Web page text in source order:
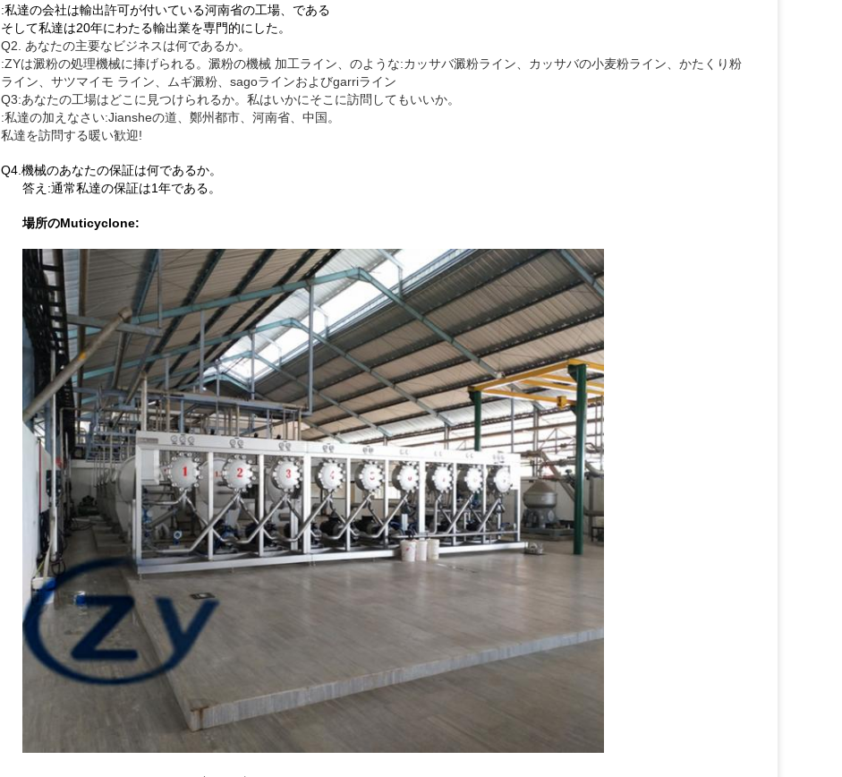
:私達の会社は輸出許可が付いている河南省の工場、である
そして私達は20年にわたる輸出業を専門的にした。
Q2. あなたの主要なビジネスは何であるか。
:ZYは澱粉の処理機械に捧げられる。澱粉の機械 加工ライン、のような:カッサバ澱粉ライン、カッサバの小麦粉ライン、かたくり粉
ライン、サツマイモ ライン、ムギ澱粉、sagoラインおよびgarriライン
Q3:あなたの工場はどこに見つけられるか。私はいかにそこに訪問してもいいか。
:私達の加えなさい:Jiansheの道、鄭州都市、河南省、中国。
私達を訪問する暖い歓迎!
Q4.機械のあなたの保証は何であるか。
答え:通常私達の保証は1年である。
場所のMuticyclone: